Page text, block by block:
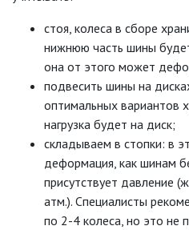
стоя, колеса в сборе
нижнюю часть шины
она от этого может
подвесить шины на
оптимальных вариантов
нагрузка будет на диск;
складываем в стопки: в
деформация, как шинам
присутствует давление
атм.). Специалисты
по 2-4 колеса, но это не